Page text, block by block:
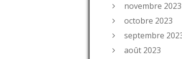
novembre 2023
octobre 2023
septembre
août 2023